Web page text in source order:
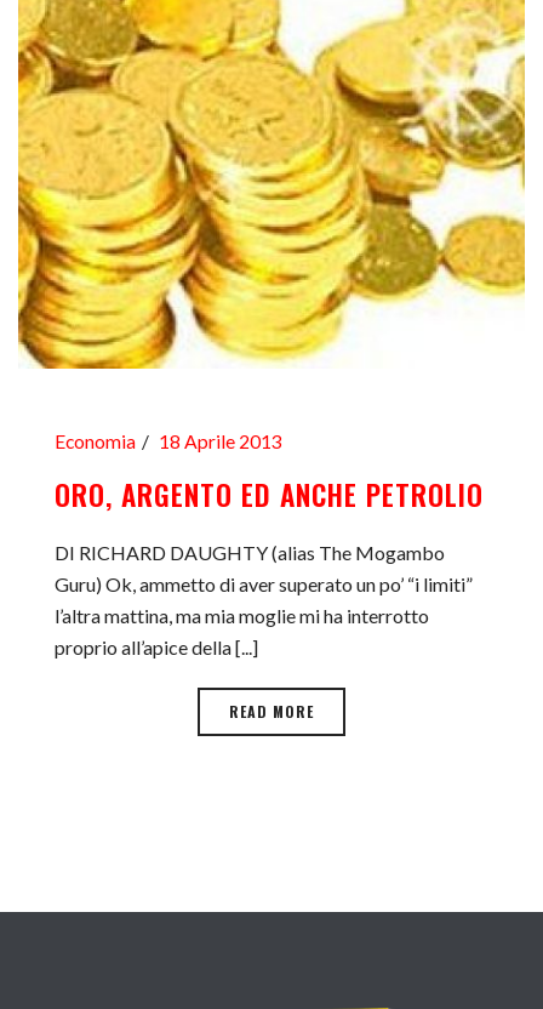
Economia 18 Aprile 2013
ORO, ARGENTO ED ANCHE PETROLIO
DI RICHARD DAUGHTY (alias The Mogambo
Guru) Ok, ammetto di aver superato un po’ “i limiti”
l’altra mattina, ma mia moglie mi ha interrotto
proprio all’apice della [...]
READ MORE